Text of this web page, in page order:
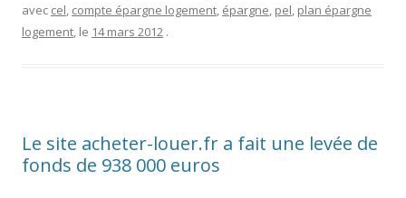
avec cel, compte épargne logement, épargne, pel, plan épargne
logement, le 14 mars 2012 .
Le site acheter-louer.fr a fait une levée de
fonds de 938 000 euros